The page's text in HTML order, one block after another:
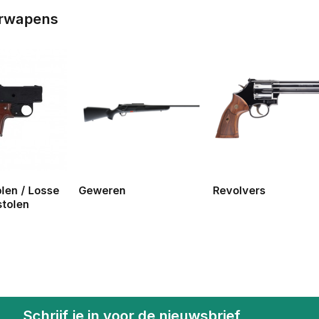
/ Losse
Geweren Revolvers